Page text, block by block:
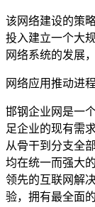
该网络建设的策
投入建立一个大
网络系统的发展
网络应用推动进程
邯钢企业网是一
足企业的现有需
从骨干到分支全
均在统一而强大
领先的互联网解
验，拥有最全面